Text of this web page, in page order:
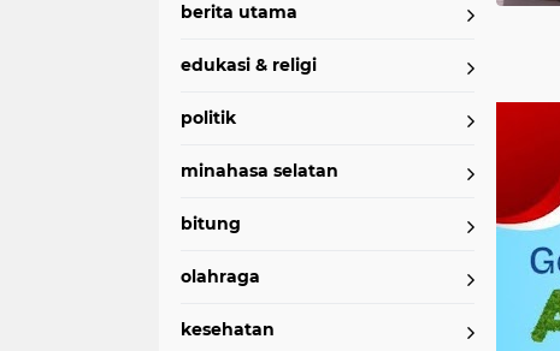
berita utama
edukasi & religi
politik
minahasa selatan
bitung
olahraga
kesehatan